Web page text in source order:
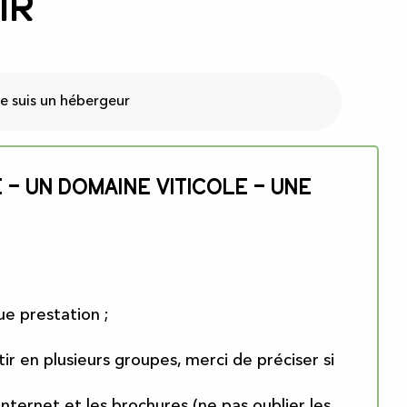
suis un hébergeur
un domaine viticole – une
prestation ;
en plusieurs groupes, merci de préciser si